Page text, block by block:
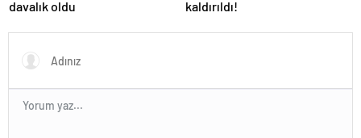
davalık oldu
kaldırıldı!